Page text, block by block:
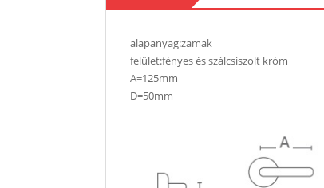
alapanyag:zamak
felület:fényes és szálcsiszolt króm
A=125mm
D=50mm